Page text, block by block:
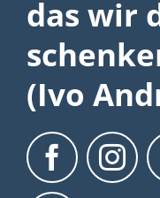
das wir
(Ivo